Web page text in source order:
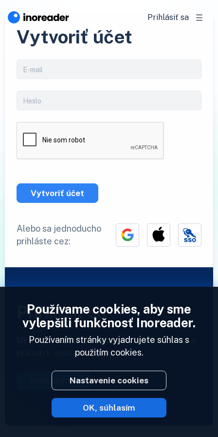
Prihlásiť sa
Vytvoriť účet
Vytvoriť účet
Alebo sa jednoducho
prihláste cez:
Prihlásiť sa
Už máme účet?Zadajte svoj profil a získajte
prístup k vašim zdrojom.
Prihlásiť sa
2023 © Inoreader
Používame cookies, aby sme
vylepšili funkčnosť Inoreader.
Používaním stránky vyjadrujete súhlas s
použitím cookies.
Nastavenie cookies
OK, súhlasím